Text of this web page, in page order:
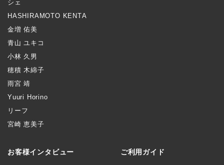
シェ
HASHIRAMOTO KENTA
金増 佑美
青山 ユキコ
小林 久男
穂積 木綿子
雨宮 靖
Yuuri Horino
リーフ
宮崎 恵美子
お客様インタビュー ご利用ガイド